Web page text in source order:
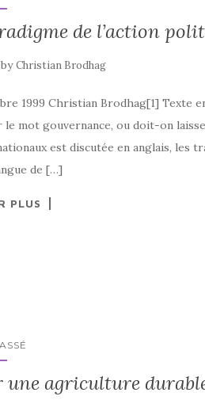
de l’action
byChristian Brodhag
1999 Christian Brodhag[1] Texte
mot gouvernance, ou doit-on
est discutée en anglais, les
de […]
PLUS
agriculture